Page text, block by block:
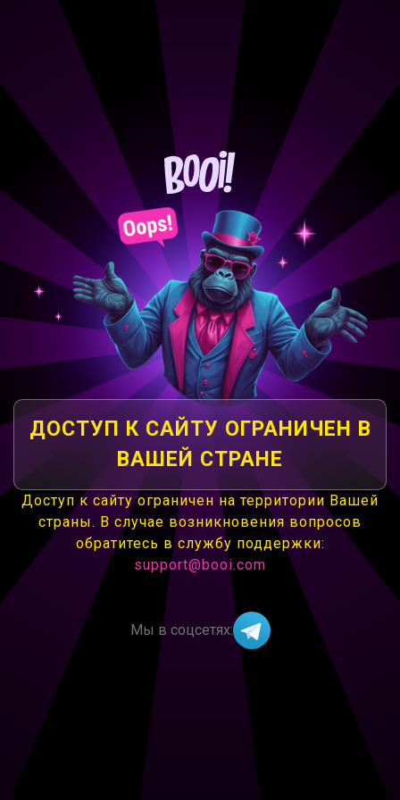
ДОСТУП К САЙТУ ОГРАНИЧЕН В
ВАШЕЙ СТРАНЕ
Доступ к сайту ограничен на территории Вашей
страны. В случае возникновения вопросов
обратитесь в службу поддержки:
support@booi.com
Мы в соцсетях: